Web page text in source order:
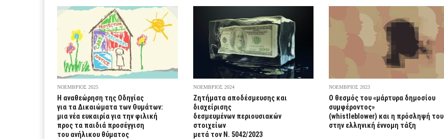
ΝΟΕΜΒΡΙΟΣ 2025
Η αναθεώρηση της Οδηγίας
για τα Δικαιώματα των Θυμάτων:
μια νέα ευκαιρία για την φιλική
προς τα παιδιά προσέγγιση
του ανήλικου θύματος
ΝΟΕΜΒΡΙΟΣ 2024
Ζητήματα αποδέσμευσης και
διαχείρισης
δεσμευμένων περιουσιακών
στοιχείων
μετά τον Ν. 5042/2023
ΝΟΕΜΒΡΙΟΣ 2023
Ο θεσμός του «μάρτυρα δημοσίου
συμφέροντος»
(whistleblower) και η πρόσληψή του
στην ελληνική έννομη τάξη